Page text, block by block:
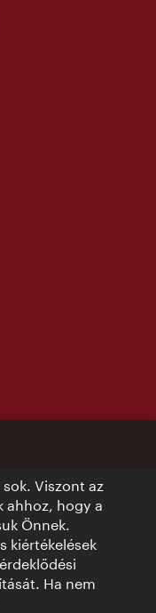
Viszont az
ahhoz, hogy a
Önnek.
kiértékelések
Ha nem